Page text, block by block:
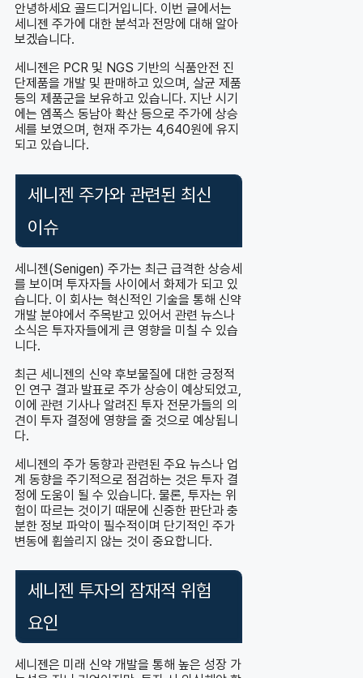
안녕하세요 골드디거입니다. 이번 글에서는
세니젠 주가에 대한 분석과 전망에 대해 알아
보겠습니다.
세니젠은 PCR 및 NGS 기반의 식품안전 진
단제품을 개발 및 판매하고 있으며, 살균 제품
등의 제품군을 보유하고 있습니다. 지난 시기
에는 엠폭스 동남아 확산 등으로 주가에 상승
세를 보였으며, 현재 주가는 4,640원에 유지
되고 있습니다.
세니젠 주가와 관련된 최신
이슈
세니젠(Senigen) 주가는 최근 급격한 상승세
를 보이며 투자자들 사이에서 화제가 되고 있
습니다. 이 회사는 혁신적인 기술을 통해 신약
개발 분야에서 주목받고 있어서 관련 뉴스나
소식은 투자자들에게 큰 영향을 미칠 수 있습
니다.
최근 세니젠의 신약 후보물질에 대한 긍정적
인 연구 결과 발표로 주가 상승이 예상되었고,
이에 관련 기사나 알려진 투자 전문가들의 의
견이 투자 결정에 영향을 줄 것으로 예상됩니
다.
세니젠의 주가 동향과 관련된 주요 뉴스나 업
계 동향을 주기적으로 점검하는 것은 투자 결
정에 도움이 될 수 있습니다. 물론, 투자는 위
험이 따르는 것이기 때문에 신중한 판단과 충
분한 정보 파악이 필수적이며 단기적인 주가
변동에 휩쓸리지 않는 것이 중요합니다.
세니젠 투자의 잠재적 위험
요인
세니젠은 미래 신약 개발을 통해 높은 성장 가